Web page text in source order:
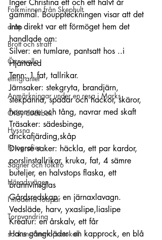
Folkminnen från Skephult
dråp
Brott och straff
Öxnevalla
emigranter
Anmärkningar under en resa i Marks
Örby dödsbok
Hyssna
Fotografier
Sägner och folktro
Häradsvägen
I moderns fotspår
Torpvandring
sockenstämmoprotokoll
Inger Christina ett och ett halvt år
gammal. Bouppteckningen visar att det
inte direkt var ett förmöget hem det
handlade om:
Silver: en tumlare, pantsatt hos ..i
Hjärtared
Tenn: 1 fat, tallrikar.
Järnsaker: stekgryta, brandjärn,
stekpanna, spadar och hackor, skäror,
hammare och tång, navrar med skaft
Träsaker: sädesbinge,
drickafjärding,skåp
Diverse saker: häckla, ett par kardor,
porslinstallrikar, kruka, fat, 4 sämre
buteljer, en halvstops flaska, ett
brännvinsglas
Gårdsredskap: en järnaxlavagn.
Vedsläde, harv, yxaslipe,liaslipe
Kreatur: en årskalv, ett får
Hans gångkläder: en kapprock, en blå